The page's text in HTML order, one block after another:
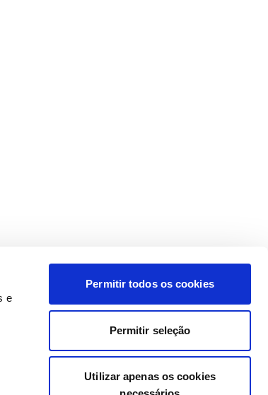
e
Permitir todos os cookies
Permitir seleção
Utilizar apenas os cookies